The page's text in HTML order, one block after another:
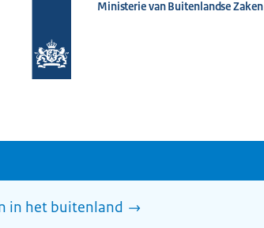
homepage
Ministerie van Buitenlandse Zaken
in het buitenland